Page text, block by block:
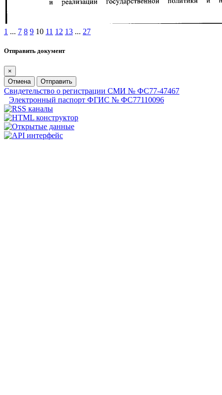
1 ... 7 8 9 10 11 12 13 ... 27
Отправить документ
×
Отмена
Отправить
Свидетельство о регистрации СМИ № ФС77-47467
Электронный паспорт ФГИС № ФС77110096